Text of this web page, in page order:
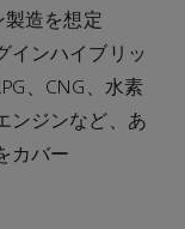
造を想定
インハイブリッ
、CNG、水素
ンジンなど、あ
カバー